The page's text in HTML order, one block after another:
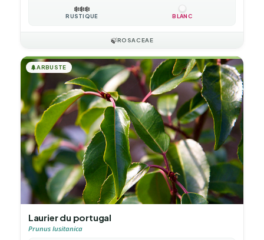
❄️❄️❄️
RUSTIQUE BLANC
🍃ROSACEAE
🌲ARBUSTE
Laurier du portugal
Prunus lusitanica